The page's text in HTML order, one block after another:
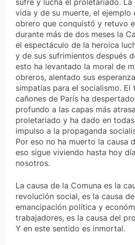
vida y de su muerte, el ejemplo
obrero que conquistó y retuvo
durante más de dos meses la
el espectáculo de la heroica
y de sus sufrimientos después
esto ha levantado la moral de
obreros, alentado sus
simpatías para el socialismo. El
cañones de París ha
profundo a las capas más
proletariado y ha dado en
impulso a la propaganda
Por eso no ha muerto la causa
eso sigue viviendo hasta hoy
nosotros.
La causa de la Comuna es la
revolución social, es la causa
emancipación política y
trabajadores, es la causa del
Y en este sentido es inmortal.